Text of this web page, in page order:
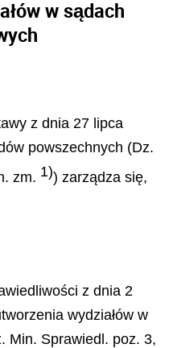
w sądach
z dnia 27 lipca
powszechnych (Dz.
zm. 1)) zarządza się,
z dnia 2
wydziałów w
Min. Sprawiedl. poz. 3,